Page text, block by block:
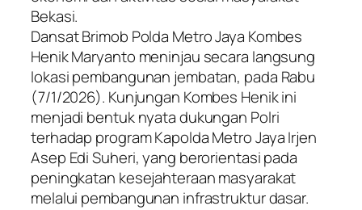
Bekasi.
Dansat Brimob Polda Metro Jaya Kombes
Henik Maryanto meninjau secara langsung
lokasi pembangunan jembatan, pada Rabu
(7/1/2026). Kunjungan Kombes Henik ini
menjadi bentuk nyata dukungan Polri
terhadap program Kapolda Metro Jaya Irjen
Asep Edi Suheri, yang berorientasi pada
peningkatan kesejahteraan masyarakat
melalui pembangunan infrastruktur dasar.